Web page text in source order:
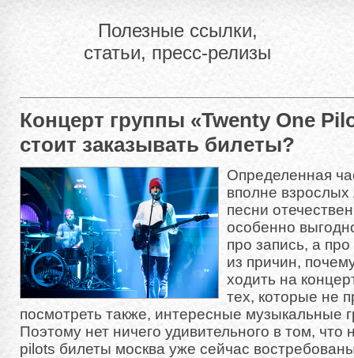
Полезные ссылки,
статьи, пресс-релизы
Концерт группы «Twenty One
стоит заказывать билеты?
Определенная
вполне
песни
особенно
про запись, а
из причин,
ходить на
тех, которые не
посмотреть также, интересные музыкальные
Поэтому нет ничего удивительного в том, что
pilots билеты москва уже сейчас